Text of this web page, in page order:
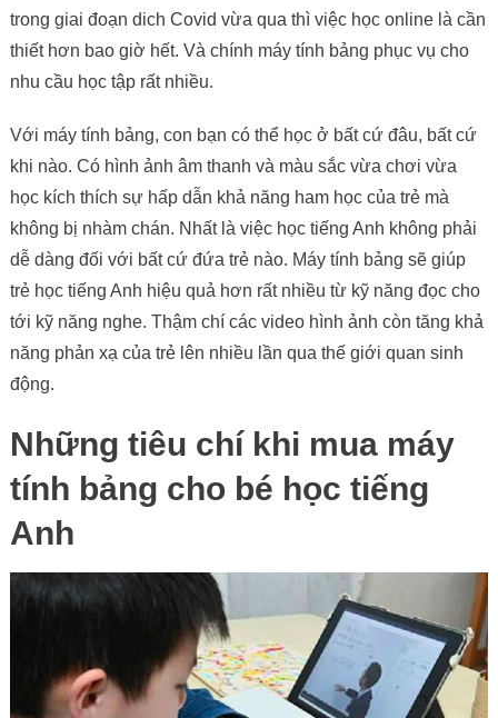
trong giai đoạn dich Covid vừa qua thì việc học online là cần
thiết hơn bao giờ hết. Và chính máy tính bảng phục vụ cho
nhu cầu học tập rất nhiều.
Với máy tính bảng, con bạn có thể học ở bất cứ đâu, bất cứ
khi nào. Có hình ảnh âm thanh và màu sắc vừa chơi vừa
học kích thích sự hấp dẫn khả năng ham học của trẻ mà
không bị nhàm chán. Nhất là việc học tiếng Anh không phải
dễ dàng đối với bất cứ đứa trẻ nào. Máy tính bảng sẽ giúp
trẻ học tiếng Anh hiệu quả hơn rất nhiều từ kỹ năng đọc cho
tới kỹ năng nghe. Thậm chí các video hình ảnh còn tăng khả
năng phản xạ của trẻ lên nhiều lần qua thế giới quan sinh
động.
Những tiêu chí khi mua máy
tính bảng cho bé học tiếng
Anh